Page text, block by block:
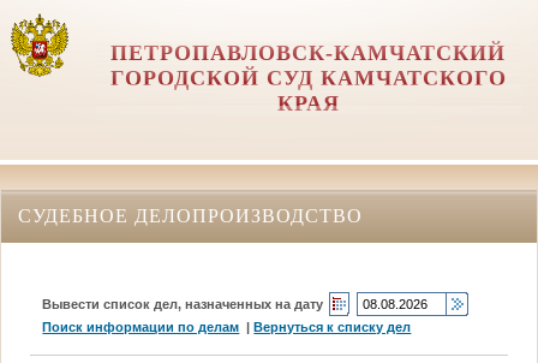
ПЕТРОПАВЛОВСК-КАМЧАТСКИЙ
ГОРОДСКОЙ СУД КАМЧАТСКОГО
КРАЯ
СУДЕБНОЕ ДЕЛОПРОИЗВОДСТВО
Вывести список дел, назначенных на дату
Поиск информации по делам |Вернуться к списку дел